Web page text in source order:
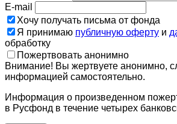
E-mail
Хочу получать письма от фонда
Я принимаю публичную оферту и
обработку
Пожертвовать анонимно
Внимание! Вы жертвуете анонимно,
информацией самостоятельно.
Информация о произведенном
в Русфонд в течение четырех